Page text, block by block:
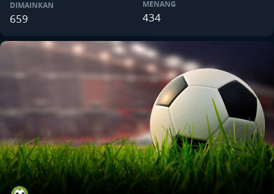
DIMAINKAN
659
MENANG
434